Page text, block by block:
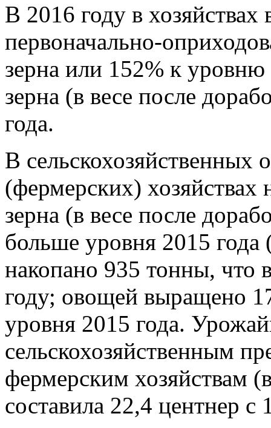
В 2016 году в хозяйствах
первоначально-
зерна или 152% к
зерна (в весе после
года.
В сельскохозяйственных
(фермерских)
зерна (в весе после
больше уровня 2015
накопано 935 тонны, что
году; овощей выращено
уровня 2015 года.
сельскохозяйственным
фермерским хозяйствам
составила 22,4 центнер с